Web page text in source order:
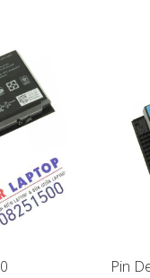
Pin